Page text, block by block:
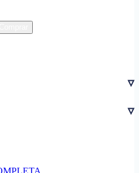
▿
▿